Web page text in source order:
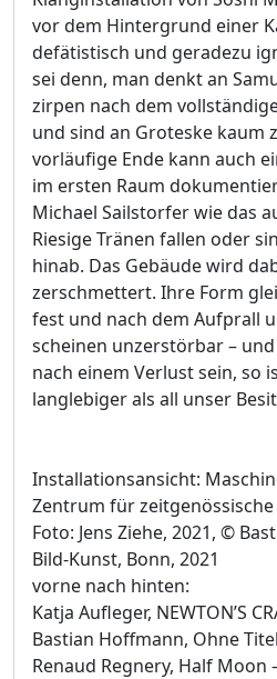
vor dem Hintergrund einer
defätistisch und geradezu
sei denn, man denkt an
zirpen nach dem
und sind an Groteske kaum
vorläufige Ende kann auch
im ersten Raum
Michael Sailstorfer wie das
Riesige Tränen fallen oder
hinab. Das Gebäude wird
zerschmettert. Ihre Form
fest und nach dem Aufprall
scheinen unzerstörbar –
nach einem Verlust sein, so
langlebiger als all unser
Installationsansicht:
Zentrum für
Foto: Jens Ziehe, 2021, ©
Bild-Kunst, Bonn, 2021
vorne nach hinten:
Katja Aufleger, NEWTON’S
Bastian Hoffmann, Ohne
Renaud Regnery, Half Moon